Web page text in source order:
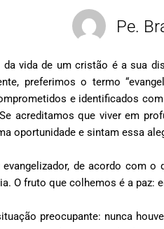
Pe.
vida de um cristão é a sua
preferimos o termo
e identificados
acreditamos que viver em
oportunidade e sintam essa
de acordo com
O fruto que colhemos é a paz:
preocupante: nunca